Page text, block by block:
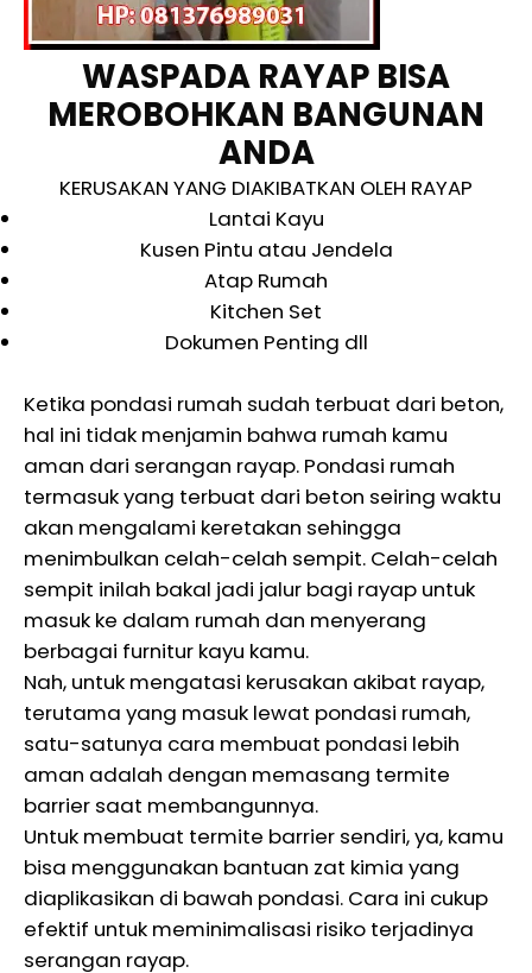
WASPADA RAYAP BISA
MEROBOHKAN BANGUNAN
ANDA
KERUSAKAN YANG DIAKIBATKAN OLEH RAYAP
Lantai Kayu
Kusen Pintu atau Jendela
Atap Rumah
Kitchen Set
Dokumen Penting dll
Ketika pondasi rumah sudah terbuat dari beton,
hal ini tidak menjamin bahwa rumah kamu
aman dari serangan rayap. Pondasi rumah
termasuk yang terbuat dari beton seiring waktu
akan mengalami keretakan sehingga
menimbulkan celah-celah sempit. Celah-celah
sempit inilah bakal jadi jalur bagi rayap untuk
masuk ke dalam rumah dan menyerang
berbagai furnitur kayu kamu.
Nah, untuk mengatasi kerusakan akibat rayap,
terutama yang masuk lewat pondasi rumah,
satu-satunya cara membuat pondasi lebih
aman adalah dengan memasang termite
barrier saat membangunnya.
Untuk membuat termite barrier sendiri, ya, kamu
bisa menggunakan bantuan zat kimia yang
diaplikasikan di bawah pondasi. Cara ini cukup
efektif untuk meminimalisasi risiko terjadinya
serangan rayap.